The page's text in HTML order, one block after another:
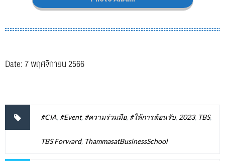
Date: 7 พฤศจิกายน 2566
#CIA, #Event, #ความร่วมมือ, #ให้การต้อนรับ, 2023, TBS,
TBS Forward, ThammasatBusinessSchool